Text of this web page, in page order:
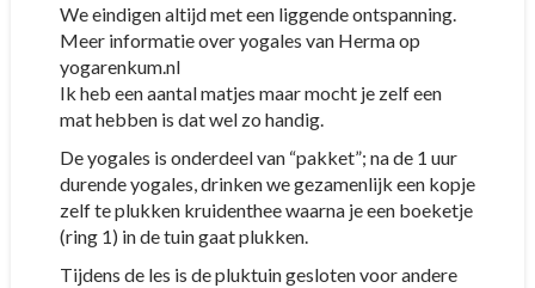
We eindigen altijd met een liggende ontspanning.
Meer informatie over yogales van Herma op
yogarenkum.nl
Ik heb een aantal matjes maar mocht je zelf een
mat hebben is dat wel zo handig.
De yogales is onderdeel van “pakket”; na de 1 uur
durende yogales, drinken we gezamenlijk een kopje
zelf te plukken kruidenthee waarna je een boeketje
(ring 1) in de tuin gaat plukken.
Tijdens de les is de pluktuin gesloten voor andere